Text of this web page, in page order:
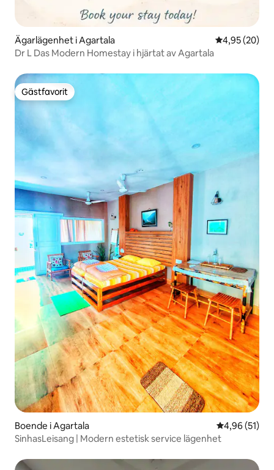
Ägarlägenhet i Agartala 4,95 av 5 i
4,95 (20)
Dr L Das Modern Homestay i hjärtat av Agartala
Gästfavorit
Gästfavorit
Boende i Agartala 4,96 av 5 i
4,96 (51)
SinhasLeisang | Modern estetisk service lägenhet